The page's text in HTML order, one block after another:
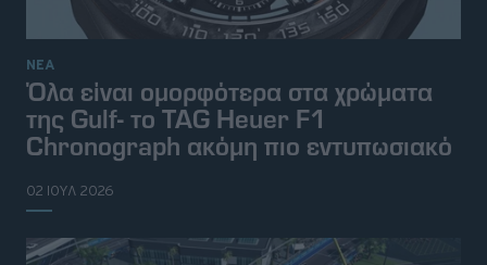
ΝΕΑ
Όλα είναι ομορφότερα στα χρώματα
της Gulf- το TAG Heuer F1
Chronograph ακόμη πιο εντυπωσιακό
02 ΙΟΥΛ 2026
Σχετικά με εμάς